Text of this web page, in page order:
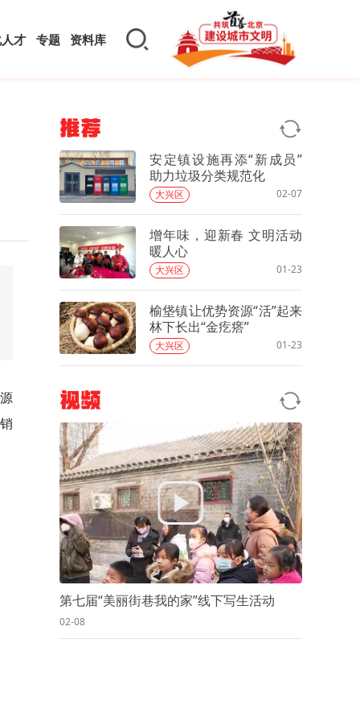
才 专题 资料库
推荐
安定镇设施再添“新成员”
助力垃圾分类规范化
大兴区 02-07
增年味，迎新春 文明活动
暖人心
大兴区 01-23
榆垡镇让优势资源“活”起来
林下长出“金疙瘩”
大兴区 01-23
视频
第七届“美丽街巷我的家”线下写生活动
02-08